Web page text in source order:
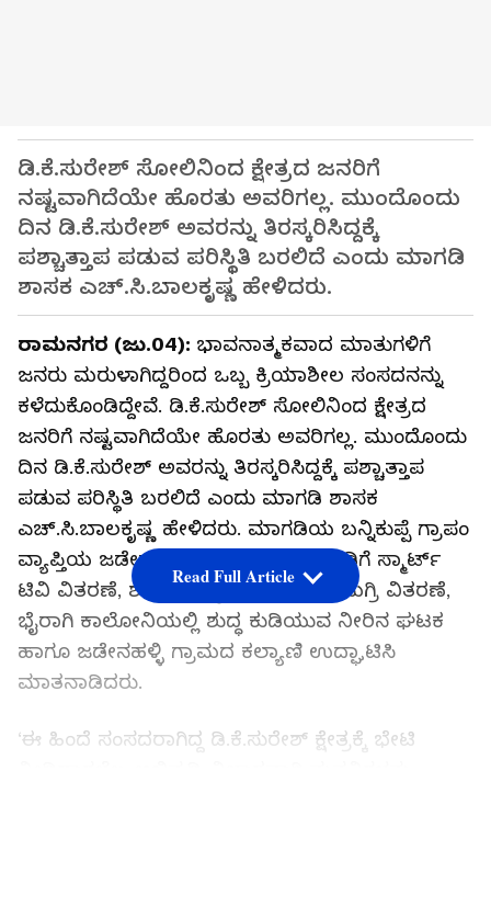
ಡಿ.ಕೆ.ಸುರೇಶ್ ಸೋಲಿನಿಂದ ಕ್ಷೇತ್ರದ ಜನರಿಗೆ
ನಷ್ಟವಾಗಿದೆಯೇ ಹೊರತು ಅವರಿಗಲ್ಲ. ಮುಂದೊಂದು
ದಿನ ಡಿ.ಕೆ.ಸುರೇಶ್ ಅವರನ್ನು ತಿರಸ್ಕರಿಸಿದ್ದಕ್ಕೆ
ಪಶ್ಚಾತ್ತಾಪ ಪಡುವ ಪರಿಸ್ಥಿತಿ ಬರಲಿದೆ ಎಂದು ಮಾಗಡಿ
ಶಾಸಕ ಎಚ್.ಸಿ.ಬಾಲಕೃಷ್ಣ ಹೇಳಿದರು.
ರಾಮನಗರ (ಜು.04): ಭಾವನಾತ್ಮಕವಾದ ಮಾತುಗಳಿಗೆ
ಜನರು ಮರುಳಾಗಿದ್ದರಿಂದ ಒಬ್ಬ ಕ್ರಿಯಾಶೀಲ ಸಂಸದನನ್ನು
ಕಳೆದುಕೊಂಡಿದ್ದೇವೆ. ಡಿ.ಕೆ.ಸುರೇಶ್ ಸೋಲಿನಿಂದ ಕ್ಷೇತ್ರದ
ಜನರಿಗೆ ನಷ್ಟವಾಗಿದೆಯೇ ಹೊರತು ಅವರಿಗಲ್ಲ. ಮುಂದೊಂದು
ದಿನ ಡಿ.ಕೆ.ಸುರೇಶ್ ಅವರನ್ನು ತಿರಸ್ಕರಿಸಿದ್ದಕ್ಕೆ ಪಶ್ಚಾತ್ತಾಪ
ಪಡುವ ಪರಿಸ್ಥಿತಿ ಬರಲಿದೆ ಎಂದು ಮಾಗಡಿ ಶಾಸಕ
ಎಚ್.ಸಿ.ಬಾಲಕೃಷ್ಣ ಹೇಳಿದರು. ಮಾಗಡಿಯ ಬನ್ನಿಕುಪ್ಪೆ ಗ್ರಾಪಂ
ವ್ಯಾಪ್ತಿಯ ಜಡೇನಹಳ್ಳಿ ಗ್ರಾಮದ ಅಂಗನವಾಡಿಗೆ ಸ್ಮಾರ್ಟ್
ಟಿವಿ ವಿತರಣೆ, ಶಾಲಾ ಮಕ್ಕಳಿಗೆ ಲೇಖನ ಸಾಮಗ್ರಿ ವಿತರಣೆ,
ಭೈರಾಗಿ ಕಾಲೋನಿಯಲ್ಲಿ ಶುದ್ಧ ಕುಡಿಯುವ ನೀರಿನ ಘಟಕ
ಹಾಗೂ ಜಡೇನಹಳ್ಳಿ ಗ್ರಾಮದ ಕಲ್ಯಾಣಿ ಉದ್ಘಾಟಿಸಿ
ಮಾತನಾಡಿದರು.
‘ಈ ಹಿಂದೆ ಸಂಸದರಾಗಿದ್ದ ಡಿ.ಕೆ.ಸುರೇಶ್ ಕ್ಷೇತ್ರಕ್ಕೆ ಭೇಟಿ
Read Full Article